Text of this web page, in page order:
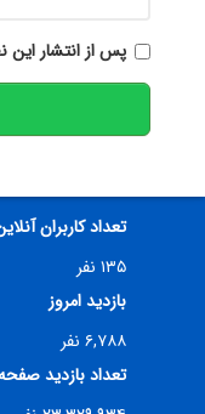
پس از انتشار این
تعداد کاربران
۱۳۵ نفر
بازدید امروز
۶,۷۸۸ نفر
تعداد بازدید